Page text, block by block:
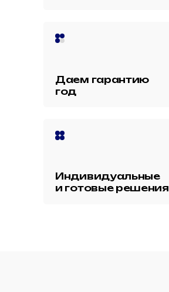
Индивидуальные
и готовые решения
Даем гарантию
год